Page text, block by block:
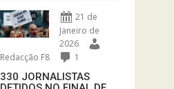
21 de
Janeiro de
2026
Redacção F8
1
330 JORNALISTAS